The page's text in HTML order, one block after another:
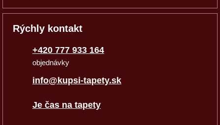
Rýchly kontakt
+420 777 933 164
objednávky
info@kupsi-tapety.sk
Je čas na tapety